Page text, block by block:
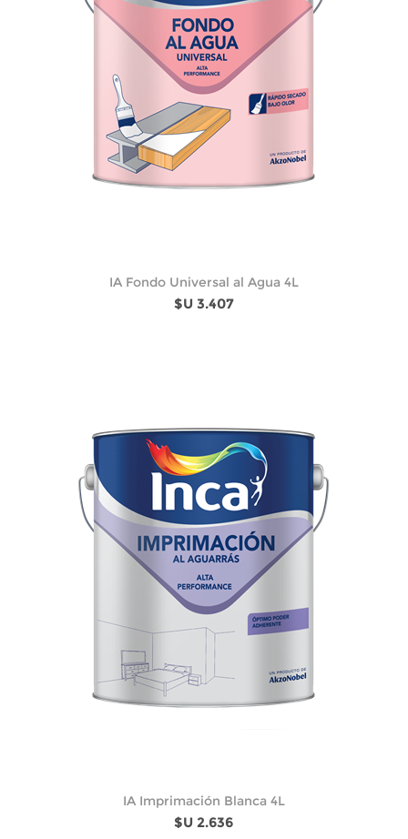
IA Fondo Universal al Agua 4L
$U 3.407
IA Imprimación Blanca 4L
$U 2.636